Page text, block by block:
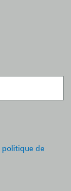
politique de